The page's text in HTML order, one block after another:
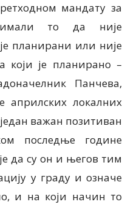
мандату за
имали то да није
планирани или није
који је планирано –
Панчева,
априлских локалних
важан позитиван
последње године
да су он и његов тим
у граду и означе
и на који начин то